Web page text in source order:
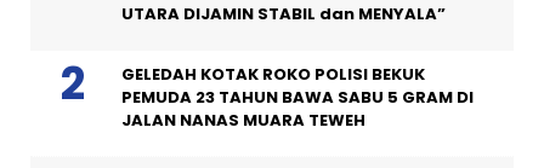
UTARA DIJAMIN STABIL dan MENYALA”
GELEDAH KOTAK ROKO POLISI BEKUK
PEMUDA 23 TAHUN BAWA SABU 5 GRAM DI
JALAN NANAS MUARA TEWEH